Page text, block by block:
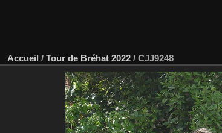
Accueil / Tour de Bréhat 2022 / CJJ9248